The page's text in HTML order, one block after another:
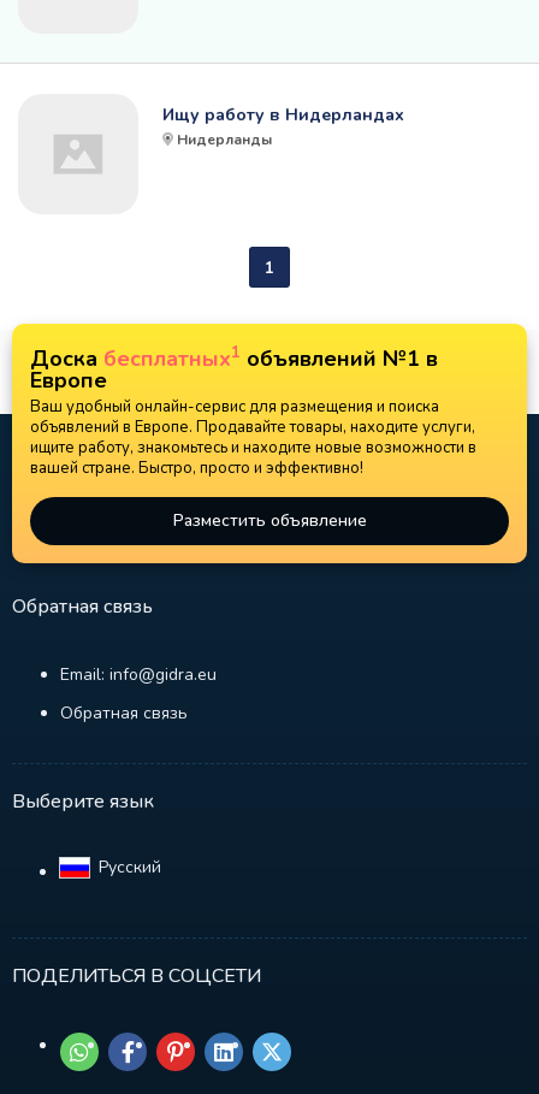
Ищу работу в Нидерландах
Нидерланды
1
Доска бесплатных1 объявлений №1 в
Европе
Ваш удобный онлайн-сервис для размещения и поиска
объявлений в Европе. Продавайте товары, находите услуги,
ищите работу, знакомьтесь и находите новые возможности в
вашей стране. Быстро, просто и эффективно!
Разместить объявление
Обратная связь
Email: info@gidra.eu
Обратная связь
Выберите язык
Русский‎
ПОДЕЛИТЬСЯ В СОЦСЕТИ